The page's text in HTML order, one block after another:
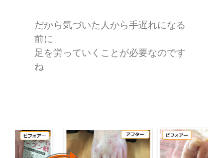
だから気づいた人から手遅れになる
前に
足を労っていくことが必要なのです
ね